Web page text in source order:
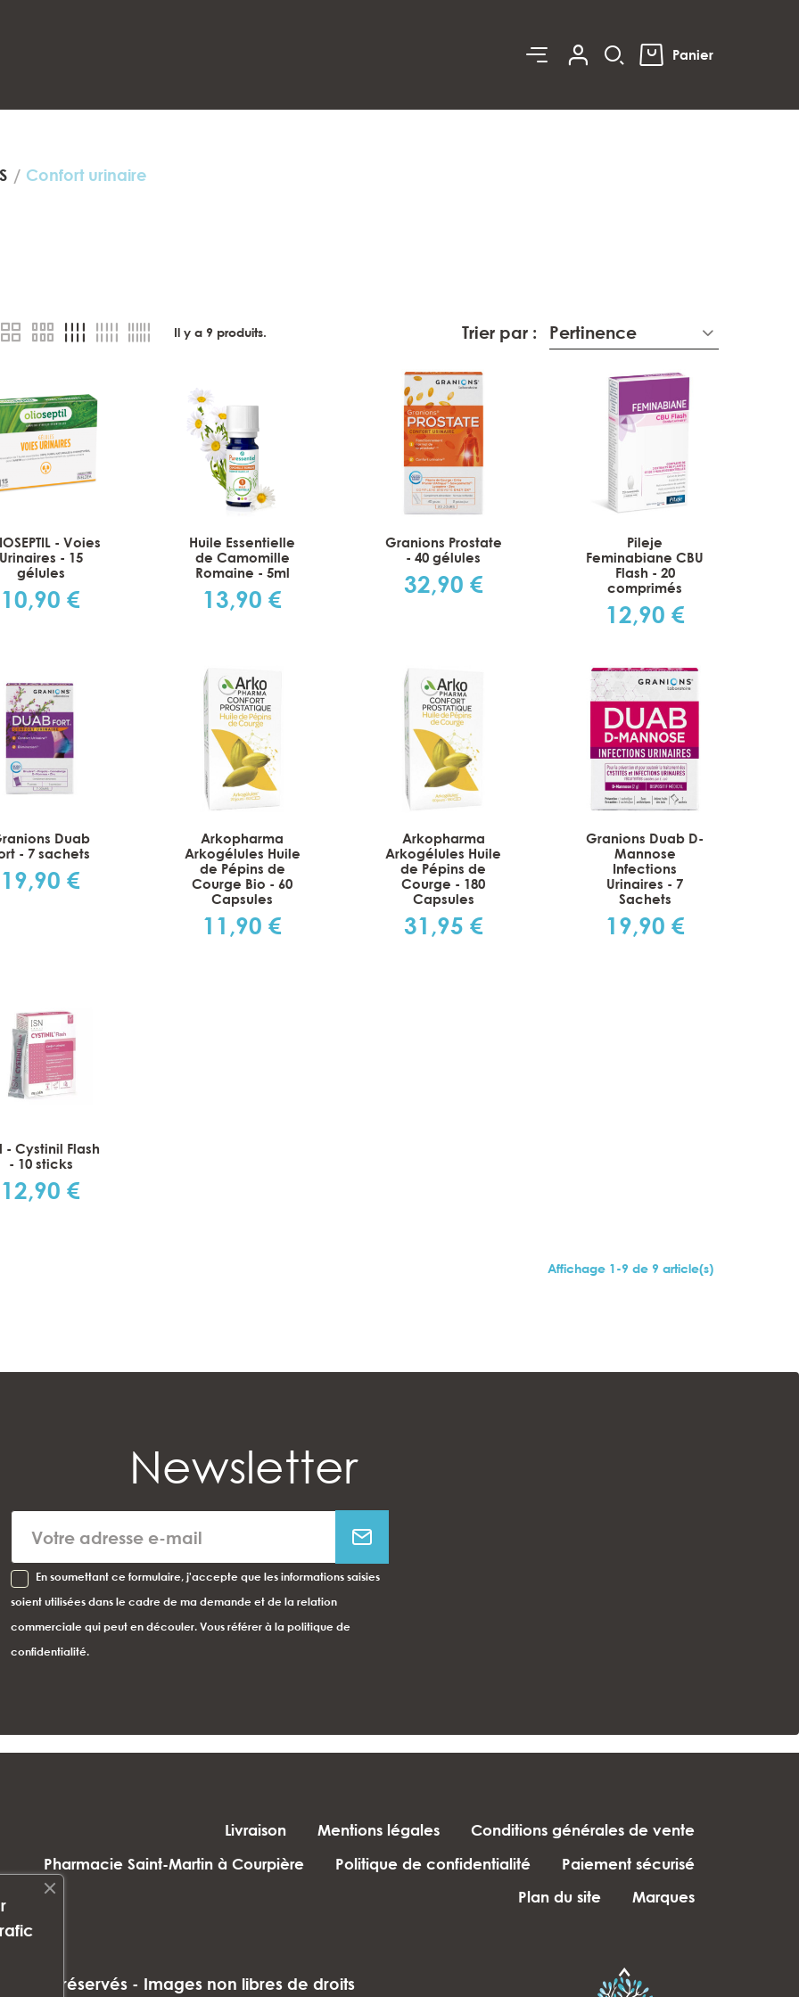
Panier
Confort urinaire
Rectangles de Coton
de
base
Dodie Lingettes nettoyantes
de
base
Il y a 9 produits. Trier par : Pertinence
- Voies
Urinaires - 15
gélules
Prix
10,90 €
Huile Essentielle
de Camomille
Romaine - 5ml
Prix
13,90 €
Granions Prostate
- 40 gélules
Prix
32,90 €
Pileje
Feminabiane CBU
Flash - 20
comprimés
Prix
12,90 €
Duab
- 7 sachets
Prix
19,90 €
Arkopharma
Arkogélules Huile
de Pépins de
Courge Bio - 60
Capsules
Prix
11,90 €
Arkopharma
Arkogélules Huile
de Pépins de
Courge - 180
Capsules
Prix
31,95 €
Granions Duab D-
Mannose
Infections
Urinaires - 7
Sachets
Prix
19,90 €
- Cystinil Flash
- 10 sticks
Prix
12,90 €
Affichage 1-9 de 9 article(s)
Newsletter
En soumettant ce formulaire, j'accepte que les informations saisies
soient utilisées dans le cadre de ma demande et de la relation
commerciale qui peut en découler. Vous référer à la politique de
confidentialité.
Livraison Mentions légales
Conditions générales de vente
Pharmacie Saint-Martin à Courpière
Politique de confidentialité
Paiement sécurisé
Plan du site
Marques
droits réservés - Images non libres de droits